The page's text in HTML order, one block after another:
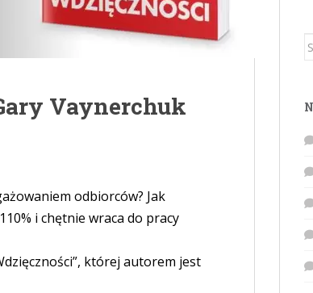
Vaynerchuk
odbiorców? Jak
i chętnie wraca do pracy
której autorem jest